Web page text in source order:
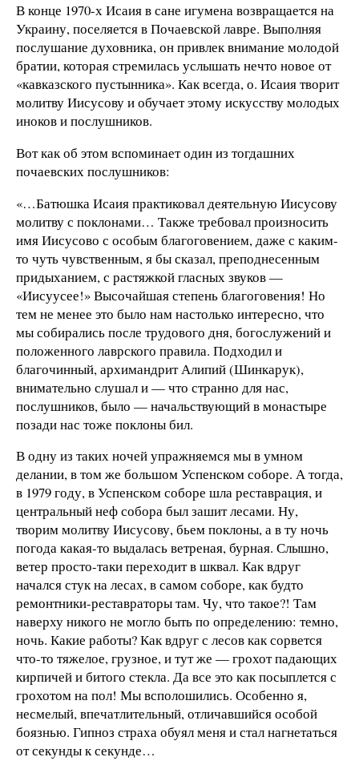
В конце 1970-х Исаия в сане игумена возвращается на
Украину, поселяется в Почаевской лавре. Выполняя
послушание духовника, он привлек внимание молодой
братии, которая стремилась услышать нечто новое от
«кавказского пустынника». Как всегда, о. Исаия творит
молитву Иисусову и обучает этому искусству молодых
иноков и послушников.
Вот как об этом вспоминает один из тогдашних
почаевских послушников:
«…Батюшка Исаия практиковал деятельную Иисусову
молитву с поклонами… Также требовал произносить
имя Иисусово с особым благоговением, даже с каким-
то чуть чувственным, я бы сказал, преподнесенным
придыханием, с растяжкой гласных звуков —
«Иисуусее!» Высочайшая степень благоговения! Но
тем не менее это было нам настолько интересно, что
мы собирались после трудового дня, богослужений и
положенного лаврского правила. Подходил и
благочинный, архимандрит Алипий (Шинкарук),
внимательно слушал и — что странно для нас,
послушников, было — начальствующий в монастыре
позади нас тоже поклоны бил.
В одну из таких ночей упражняемся мы в умном
делании, в том же большом Успенском соборе. А тогда,
в 1979 году, в Успенском соборе шла реставрация, и
центральный неф собора был зашит лесами. Ну,
творим молитву Иисусову, бьем поклоны, а в ту ночь
погода какая-то выдалась ветреная, бурная. Слышно,
ветер просто-таки переходит в шквал. Как вдруг
начался стук на лесах, в самом соборе, как будто
ремонтники-реставраторы там. Чу, что такое?! Там
наверху никого не могло быть по определению: темно,
ночь. Какие работы? Как вдруг с лесов как сорвется
что-то тяжелое, грузное, и тут же — грохот падающих
кирпичей и битого стекла. Да все это как посыплется с
грохотом на пол! Мы всполошились. Особенно я,
несмелый, впечатлительный, отличавшийся особой
боязнью. Гипноз страха обуял меня и стал нагнетаться
от секунды к секунде…